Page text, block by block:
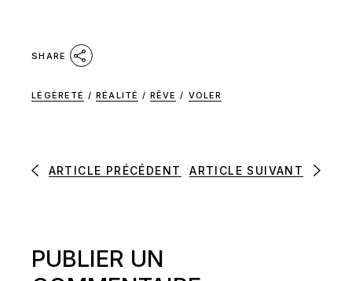
SHARE
LÉGÈRETÉ / RÉALITÉ / RÊVE / VOLER
ARTICLE PRÉCÉDENT ARTICLE SUIVANT
PUBLIER UN